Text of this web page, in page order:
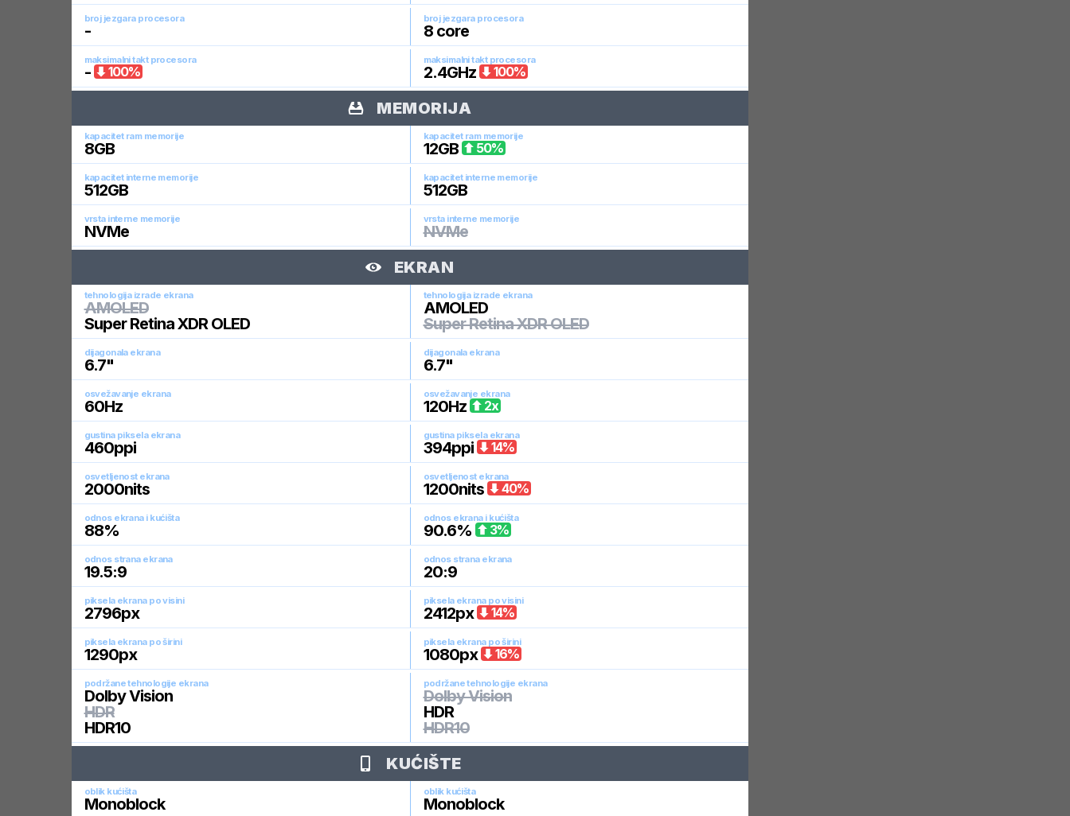
broj jezgara procesora
-
broj jezgara procesora
8core
maksimalni takt procesora
- 100%
maksimalni takt procesora
2.4GHz 100%
MEMORIJA
kapacitet ram memorije
8GB
kapacitet ram memorije
12GB 50%
kapacitet interne memorije
512GB
kapacitet interne memorije
512GB
vrsta interne memorije
NVMe
vrsta interne memorije
NVMe
EKRAN
tehnologija izrade ekrana
AMOLED
Super Retina XDR OLED
tehnologija izrade ekrana
AMOLED
Super Retina XDR OLED
dijagonala ekrana
6.7"
dijagonala ekrana
6.7"
osvežavanje ekrana
60Hz
osvežavanje ekrana
120Hz 2x
gustina piksela ekrana
460ppi
gustina piksela ekrana
394ppi 14%
osvetljenost ekrana
2000nits
osvetljenost ekrana
1200nits 40%
odnos ekrana i kućišta
88%
odnos ekrana i kućišta
90.6% 3%
odnos strana ekrana
19.5:9
odnos strana ekrana
20:9
piksela ekrana po visini
2796px
piksela ekrana po visini
2412px 14%
piksela ekrana po širini
1290px
piksela ekrana po širini
1080px 16%
podržane tehnologije ekrana
Dolby Vision
HDR
HDR10
podržane tehnologije ekrana
Dolby Vision
HDR
HDR10
KUĆIŠTE
oblik kućišta
Monoblock
oblik kućišta
Monoblock